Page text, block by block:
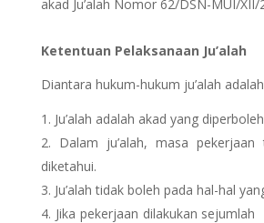
akad Ju’alah Nomor 62/DSN-MUI/XII/
Ketentuan Pelaksanaan Ju’alah
Diantara hukum-hukum ju’alah
Ju’alah adalah akad yang
Dalam ju’alah, masa pekerjaan
diketahui.
Ju’alah tidak boleh pada hal-hal
Jika pekerjaan dilakukan